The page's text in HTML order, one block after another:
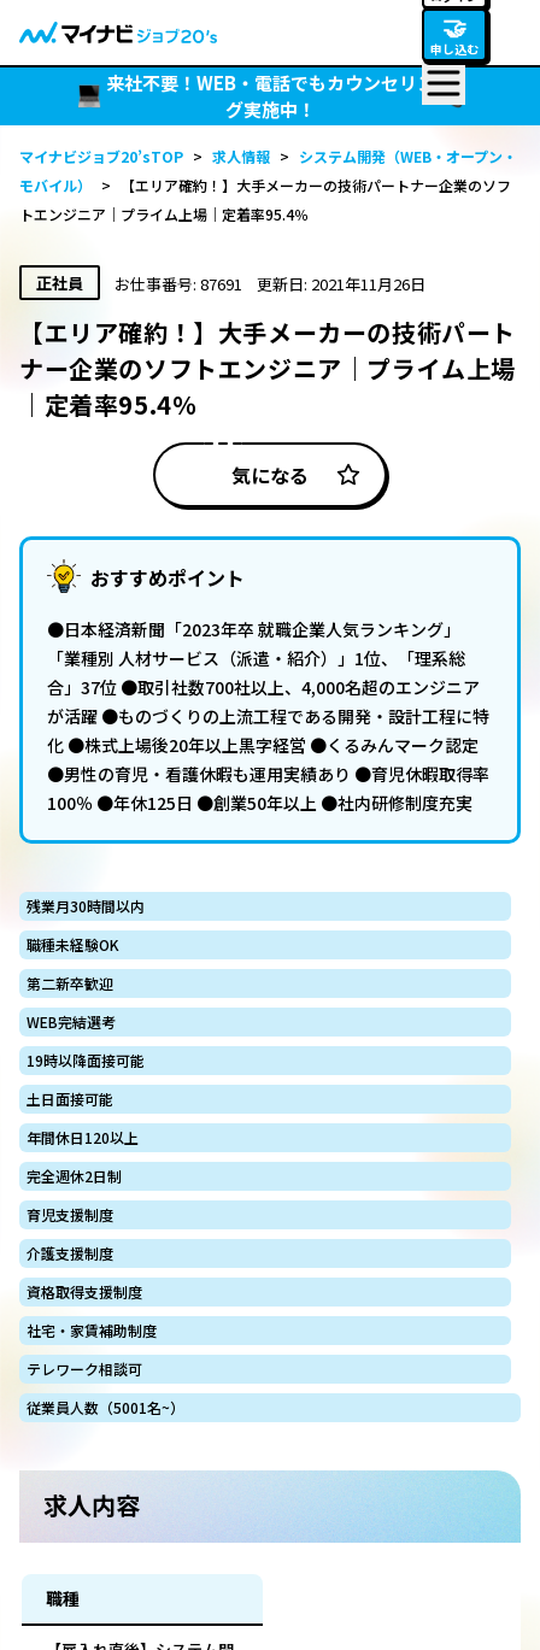
🤝
申し込む
来社不要！WEB・電話でもカウンセリン
グ実施中！
マイナビジョブ20’sTOP > 求人情報 > システム開発（WEB・オープン・
モバイル）
>
【エリア確約！】大手メーカーの技術パートナー企業のソフ
トエンジニア｜プライム上場｜定着率95.4％
正社員 お仕事番号: 87691 更新日: 2021年11月26日
【エリア確約！】大手メーカーの技術パート
ナー企業のソフトエンジニア｜プライム上場
｜定着率95.4％
気になる
おすすめポイント
●日本経済新聞「2023年卒 就職企業人気ランキング」
「業種別 人材サービス（派遣・紹介）」1位、「理系総
合」37位 ●取引社数700社以上、4,000名超のエンジニア
が活躍 ●ものづくりの上流工程である開発・設計工程に特
化 ●株式上場後20年以上黒字経営 ●くるみんマーク認定
●男性の育児・看護休暇も運用実績あり ●育児休暇取得率
100％ ●年休125日 ●創業50年以上 ●社内研修制度充実
残業月30時間以内
職種未経験OK
第二新卒歓迎
WEB完結選考
19時以降面接可能
土日面接可能
年間休日120以上
完全週休2日制
育児支援制度
介護支援制度
資格取得支援制度
社宅・家賃補助制度
テレワーク相談可
従業員人数（5001名~）
求人内容
職種